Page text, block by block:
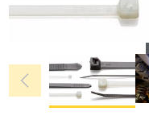
chevron_left